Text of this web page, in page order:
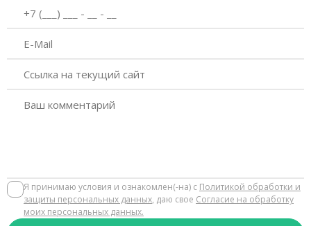
Я принимаю условия и ознакомлен(-на) с Политикой обработки и
защиты персональных данных, даю свое Согласие на обработку
моих персональных данных.